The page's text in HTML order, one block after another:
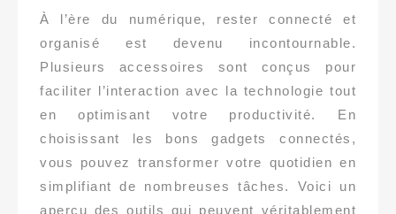
À l’ère du numérique, rester connecté et
organisé est devenu incontournable.
Plusieurs accessoires sont conçus pour
faciliter l’interaction avec la technologie tout
en optimisant votre productivité. En
choisissant les bons gadgets connectés,
vous pouvez transformer votre quotidien en
simplifiant de nombreuses tâches. Voici un
aperçu des outils qui peuvent véritablement